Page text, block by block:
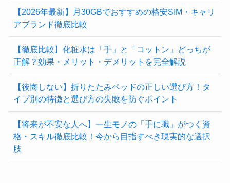
【2026年最新】月30GBでおすすめの格安SIM・キャリ
アブランド徹底比較
【徹底比較】化粧水は「手」と「コットン」どっちが
正解？効果・メリット・デメリットを完全解説
【後悔しない】折りたたみベッドの正しい選び方！タ
イプ別の特徴と選び方の失敗を防ぐポイント
【将来が不安な人へ】一生モノの「手に職」がつく資
格・スキル徹底比較！今から目指すべき現実的な選択
肢